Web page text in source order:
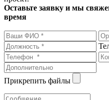
Оставьте заявку и мы
время
Прикрепить файлы